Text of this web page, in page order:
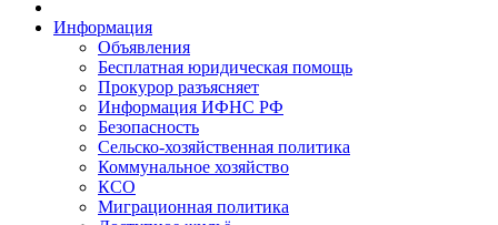
Информация
Объявления
Бесплатная юридическая помощь
Прокурор разъясняет
Информация ИФНС РФ
Безопасность
Сельско-хозяйственная политика
Коммунальное хозяйство
КСО
Миграционная политика